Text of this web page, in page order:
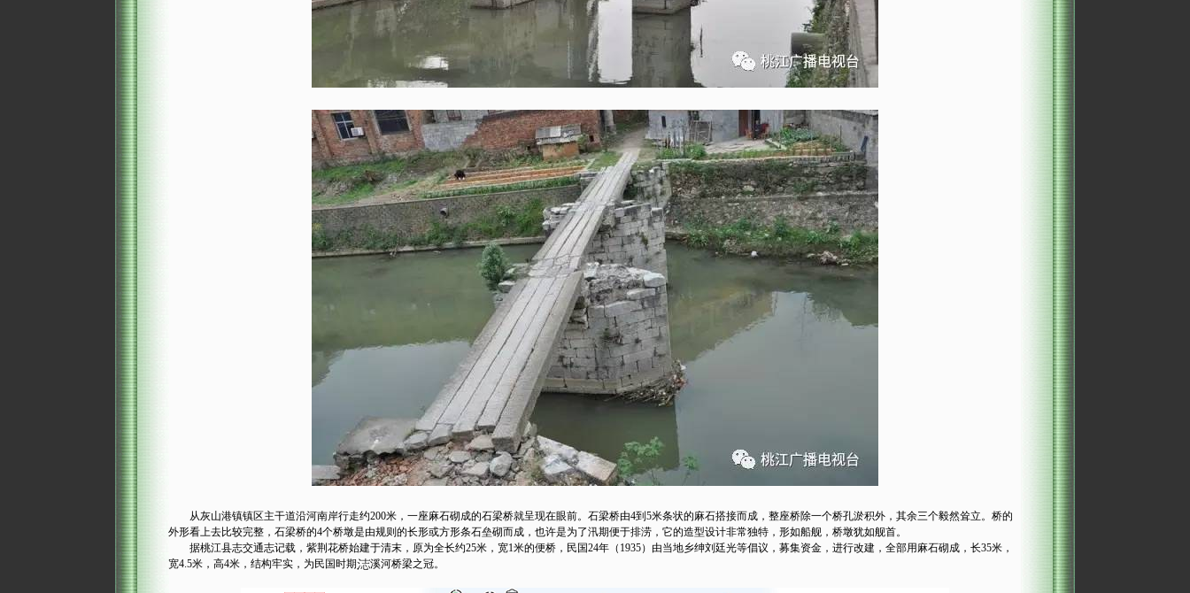
从灰山港镇镇区主干道沿河南岸行走约200米，一座麻石砌成的石梁桥就呈现在眼前。石梁桥由4到5米条状的麻石搭接而成，整座桥除一个桥孔淤积外，其余三个毅然耸立。桥的
外形看上去比较完整，石梁桥的4个桥墩是由规则的长形或方形条石垒砌而成，也许是为了汛期便于排涝，它的造型设计非常独特，形如船舰，桥墩犹如舰首。
据桃江县志交通志记载，紫荆花桥始建于清末，原为全长约25米，宽1米的便桥，民国24年（1935）由当地乡绅刘廷光等倡议，募集资金，进行改建，全部用麻石砌成，长35米，
宽4.5米，高4米，结构牢实，为民国时期
溪河桥梁之冠。